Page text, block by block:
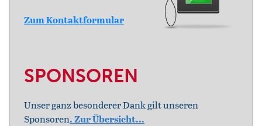
Zum Kontaktformular
SPONSOREN
Unser ganz besonderer Dank gilt unseren
Sponsoren. Zur Übersicht...